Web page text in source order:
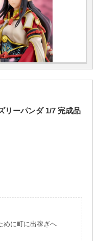
リーパンダ 1/7 完成品
めに町に出稼ぎへ